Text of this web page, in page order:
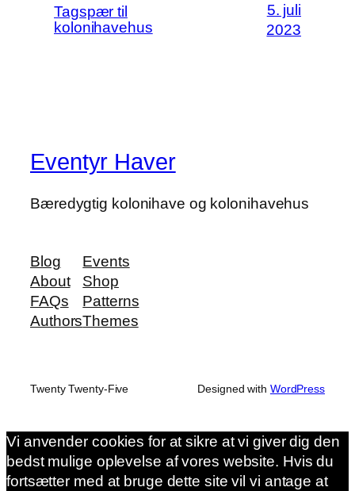
Tagspær til
kolonihavehus
5. juli
2023
Eventyr Haver
Bæredygtig kolonihave og kolonihavehus
Blog
About
FAQs
Authors
Events
Shop
Patterns
Themes
Twenty Twenty-Five Designed with WordPress
Vi anvender cookies for at sikre at vi giver dig den
bedst mulige oplevelse af vores website. Hvis du
fortsætter med at bruge dette site vil vi antage at